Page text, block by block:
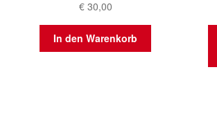
€30,00
In den Warenkorb